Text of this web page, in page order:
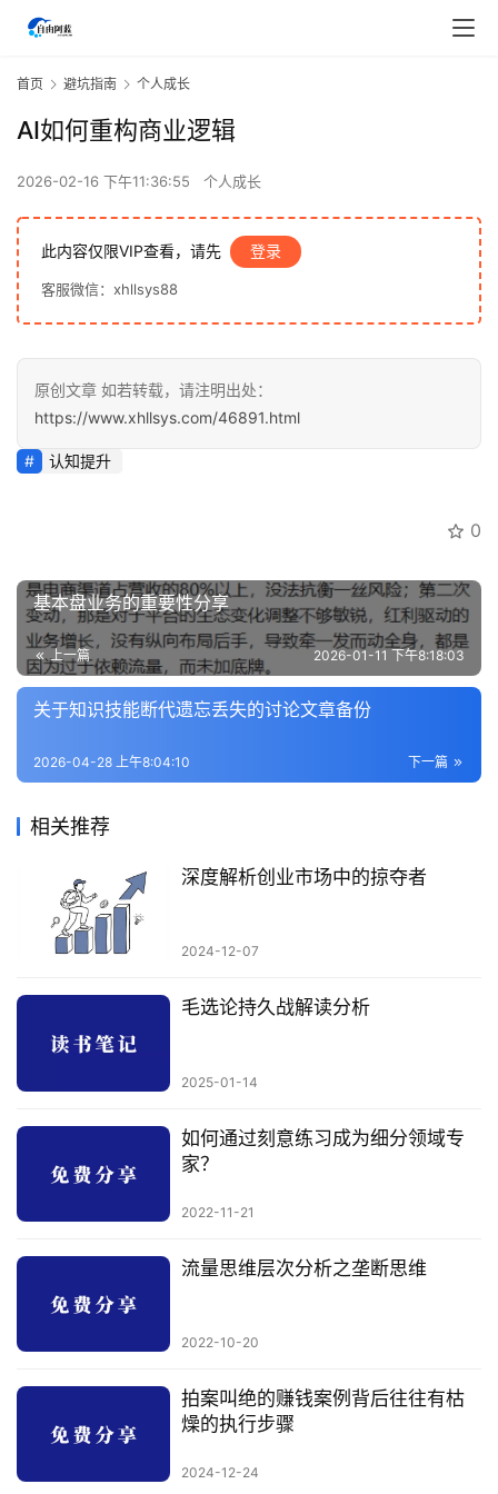
首
页
开
眼
案
例
避
指
源
会
注册
首页 避坑指南 个人成长
AI如何重构商业逻辑
2026-02-16 下午11:36:55 个人成长
此内容仅限VIP查看，请先 登录
客服微信：xhllsys88
原创文章 如若转载，请注明出处：
https://www.xhllsys.com/46891.html
认知提升
0
基本盘业务的重要性分享
上一篇 2026-01-11 下午8:18:03
关于知识技能断代遗忘丢失的讨论文章备份
下一篇
2026-04-28 上午8:04:10
相关推荐
深度解析创业市场中的掠夺者
2024-12-07
毛选论持久战解读分析
2025-01-14
如何通过刻意练习成为细分领域专
家？
2022-11-21
流量思维层次分析之垄断思维
2022-10-20
拍案叫绝的赚钱案例背后往往有枯
燥的执行步骤
2024-12-24